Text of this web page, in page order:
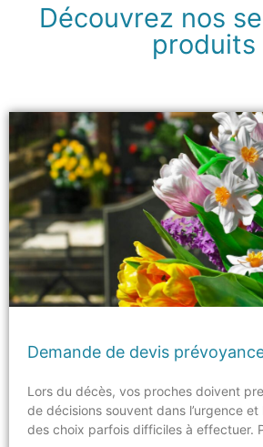
Découvrez nos
produits
Demande de devis
Lors du décès, vos proches doivent
de décisions souvent dans l’urgence
des choix parfois difficiles à effectuer.